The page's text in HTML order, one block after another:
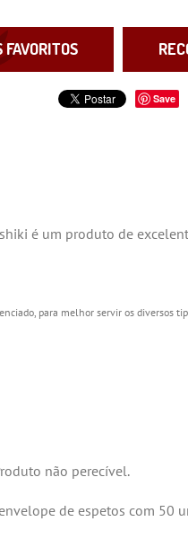
Save
é um produto de
para melhor servir os diversos
não perecível.
de espetos com 50